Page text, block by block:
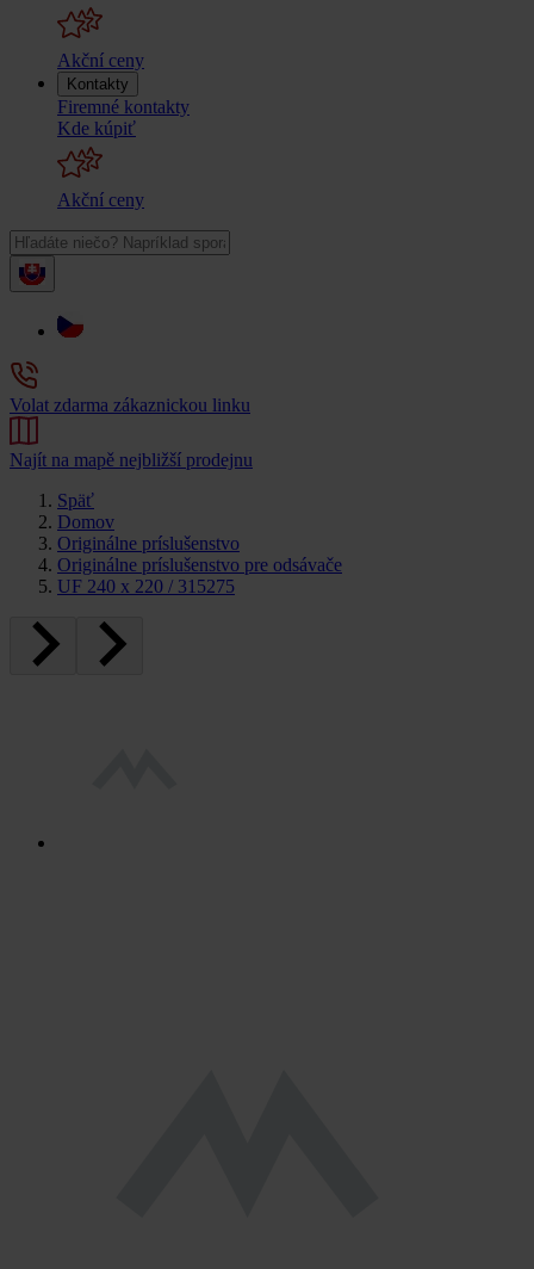
Akční ceny
Kontakty
Firemné kontakty
Kde kúpiť
Akční ceny
Volat zdarma zákaznickou linku
Najít na mapě nejbližší prodejnu
Späť
Domov
Originálne príslušenstvo
Originálne príslušenstvo pre odsávače
UF 240 x 220 / 315275